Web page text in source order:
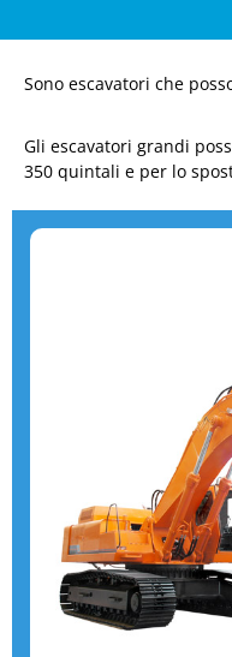
Sono escavatori che
Gli escavatori grandi
350 quintali e per lo